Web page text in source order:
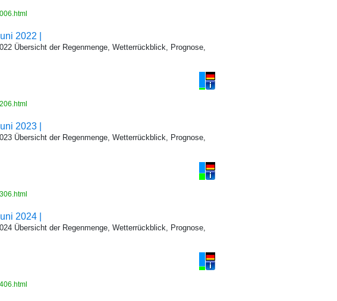
2022 |
Übersicht der Regenmenge, Wetterrückblick, Prognose,
2023 |
Übersicht der Regenmenge, Wetterrückblick, Prognose,
2024 |
Übersicht der Regenmenge, Wetterrückblick, Prognose,